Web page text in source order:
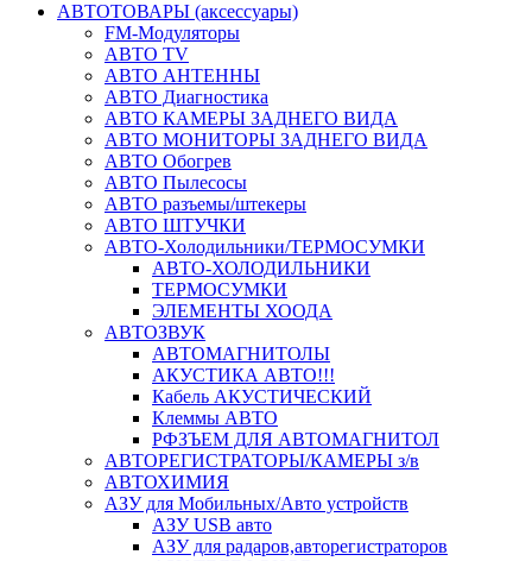
АВТОТОВАРЫ (аксессуары)
FM-Модуляторы
АВТО TV
АВТО АНТЕННЫ
АВТО Диагностика
АВТО КАМЕРЫ ЗАДНЕГО ВИДА
АВТО МОНИТОРЫ ЗАДНЕГО ВИДА
АВТО Обогрев
АВТО Пылесосы
АВТО разъемы/штекеры
АВТО ШТУЧКИ
АВТО-Холодильники/ТЕРМОСУМКИ
АВТО-ХОЛОДИЛЬНИКИ
ТЕРМОСУМКИ
ЭЛЕМЕНТЫ ХООДА
АВТОЗВУК
АВТОМАГНИТОЛЫ
АКУСТИКА АВТО!!!
Кабель АКУСТИЧЕСКИЙ
Клеммы АВТО
РФЗЪЕМ ДЛЯ АВТОМАГНИТОЛ
АВТОРЕГИСТРАТОРЫ/КАМЕРЫ з/в
АВТОХИМИЯ
АЗУ для Мобильных/Авто устройств
АЗУ USB авто
АЗУ для радаров,авторегистраторов